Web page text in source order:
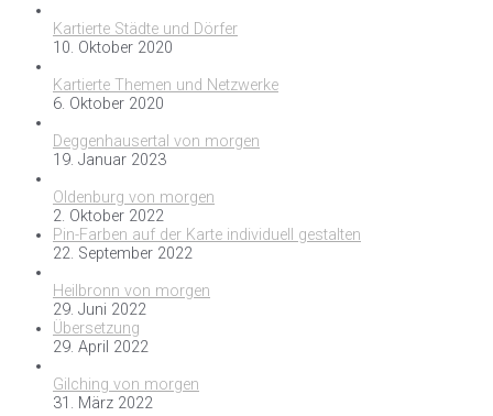
Kartierte Städte und Dörfer
10. Oktober 2020
Kartierte Themen und Netzwerke
6. Oktober 2020
Deggenhausertal von morgen
19. Januar 2023
Oldenburg von morgen
2. Oktober 2022
Pin-Farben auf der Karte individuell gestalten
22. September 2022
Heilbronn von morgen
29. Juni 2022
Übersetzung
29. April 2022
Gilching von morgen
31. März 2022